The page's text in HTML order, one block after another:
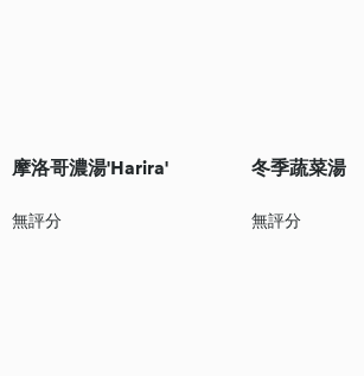
摩洛哥濃湯'Harira'
無評分
冬季蔬菜湯
無評分